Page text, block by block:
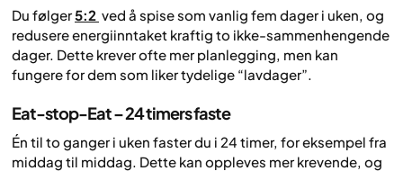
Du følger5:2 ved å spise som vanlig fem dager i uken, og
redusere energiinntaket kraftig to ikke-sammenhengende
dager. Dette krever ofte mer planlegging, men kan
fungere for dem som liker tydelige “lavdager”.
Eat-stop-Eat – 24 timers faste
Én til to ganger i uken faster du i 24 timer, for eksempel fra
middag til middag. Dette kan oppleves mer krevende, og